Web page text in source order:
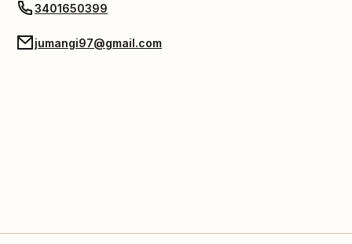
3401650399
jumangi97@gmail.com